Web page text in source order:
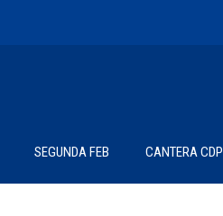
SEGUNDA FEB CANTERA CDP